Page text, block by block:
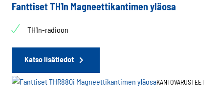
Fanttiset TH1n Magneettikantimen yläosa
TH1n-radioon
Katso lisätiedot
KANTOVARUSTEET